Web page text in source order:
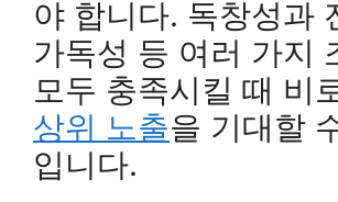
야 합니다. 독창성과
가독성 등 여러 가지
모두 충족시킬 때 비
상위 노출을 기대할
입니다.